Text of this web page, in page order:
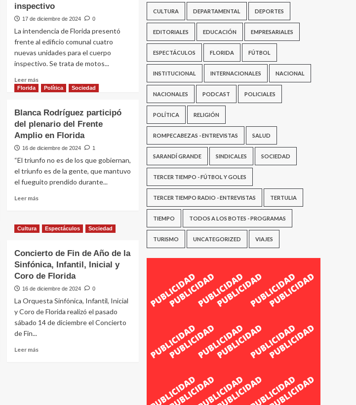
inspectivo
17 de diciembre de 2024 0
La intendencia de Florida presentó
frente al edificio comunal cuatro
nuevas unidades para el cuerpo
inspectivo. Se trata de motos...
Leer másLeer
más
adquirió
nuevas
unidades
cuerpo
inspectivo
Florida Política Sociedad
Blanca Rodríguez participó
del plenario del Frente
Amplio en Florida
16 de diciembre de 2024 1
“El triunfo no es de los que gobiernan,
el triunfo es de la gente, que mantuvo
el fueguito prendido durante...
Leer másLeer
Blanca
Rodríguez
del
plenario
del
Frente
Amplio
en
Florida
Cultura Espectáculos Sociedad
Concierto de Fin de Año de la
Sinfónica, Infantil, Inicial y
Coro de Florida
16 de diciembre de 2024 0
La Orquesta Sinfónica, Infantil, Inicial
y Coro de Florida realizó el pasado
sábado 14 de diciembre el Concierto
de Fin...
Leer másLeer
CULTURA DEPARTAMENTAL DEPORTES
EDITORIALES EDUCACIÓN EMPRESARIALES
ESPECTÁCULOS FLORIDA FÚTBOL
INSTITUCIONAL INTERNACIONALES NACIONAL
NACIONALES PODCAST POLICIALES
POLÍTICA RELIGIÓN
ROMPECABEZAS - ENTREVISTAS SALUD
SARANDÍ GRANDE SINDICALES SOCIEDAD
TERCER TIEMPO - FÚTBOL Y GOLES
TERCER TIEMPO RADIO - ENTREVISTAS TERTULIA
TIEMPO TODOS A LOS BOTES - PROGRAMAS
TURISMO UNCATEGORIZED VIAJES